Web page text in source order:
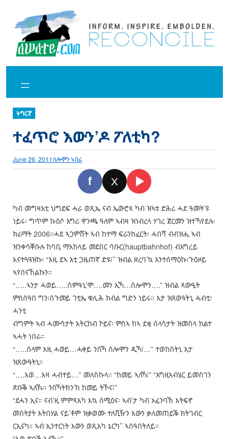
content
ትግርኛ
ተፈጥሮ እውን’ዶ ፖለቲካ?
June 26, 2011ሰሎሞን ኣበራ
f X
ካብ መግዛእቲ ህግደፍ ሓራ ወጺኤ ናብ ኤውሮጳ ካብ ዝኣቱ ድሕሪ ሓደ ዓመት’ዩ
ነይሩ፡ ግጥም ኩዕሶ እግሪ ዋንጫ ዓለም ኣብዛ ዝነብረላ ሃገረ ጀርመን ዝተኻየደሉ፡
ክራማት 2006።ሓደ ኣጋምሸት ኣብ ከተማ ፍራንክፈርት፡ ሓበሻ ብብዝሒ ኣብ
ዝንቀሳቐሱሉ ከባቢ ማእከላይ መደበር ባቡር(hauptbahnhof) ብእግረይ
እናተጓዓዝኩ፡ “እዚ ደኣ እቲ ጋዜጠኛ ድዩ፧’’ ዝብል ዘረባ’ኳ እንተሰማዕኩ፡ጉዕዞይ
ኣየሰናኸልኩን።
“…..ኣንታ ሓወይ…..ስምዓኒ’ሞ….መን ኢኻ…ሰሎሞን….” ዝብል ጻውዒት
ምስሰዓበ ግን፡ስጉመይ ገቲኤ ቁሊሕ ክብል ግድን ነይሩ። እታ ዝጸወዓትኒ ሓብቲ፡
ሓንቲ
ብግምት ኣብ ሓሙሳታት እትርከብ ኮይና፡ ምስኣ ከኣ ደቂ ሰላሳታት ዝመስላ ክልተ
ኣሓት ነበራ።
“…..ሰላም እዚ ሓወይ…ሓቀይ ንስኻ ሰሎሞን ዲኻ፧…” ተወከሰትኒ እታ
ዝጸውዓትኒ።
“….እወ…እዛ ሓብተይ…” መለስኩላ። “ከመይ ኣለኻ፧” “እግዚኣብሄር ይመስገን
ጽቡቕ ኣለኹ። ንስኻትክን’ከ ከመይ ትኾና፧”
“ደሓን ኢና። ናብ’ዚ ምምጻእካ እኳ ሰሚዕና፡ ኣብ’ታ ካብ ኦፈንባኽ እትፍኖ
መስትያት እትበሃል ናይ’ቶም ዝቃወሙ ተለቪዥን እውን ቃለመጠይቕ ክትገብር
ርኢናካ። ኣብ ኢንተርነት እውን ወጺእካ ኔርካ’’ ኣስዓበትለይ።